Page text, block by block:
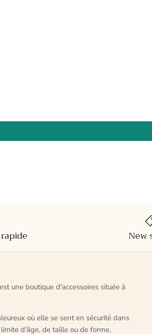
New
une boutique d'accessoires située à
où elle se sent en sécurité dans
d'âge, de taille ou de forme,